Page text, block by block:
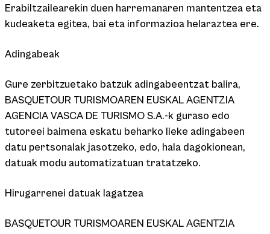
Erabiltzailearekin duen harremanaren mantentzea eta
kudeaketa egitea, bai eta informazioa helaraztea ere.
Adingabeak
Gure zerbitzuetako batzuk adingabeentzat balira,
BASQUETOUR TURISMOAREN EUSKAL AGENTZIA
AGENCIA VASCA DE TURISMO S.A.-k guraso edo
tutoreei baimena eskatu beharko lieke adingabeen
datu pertsonalak jasotzeko, edo, hala dagokionean,
datuak modu automatizatuan tratatzeko.
Hirugarrenei datuak lagatzea
BASQUETOUR TURISMOAREN EUSKAL AGENTZIA